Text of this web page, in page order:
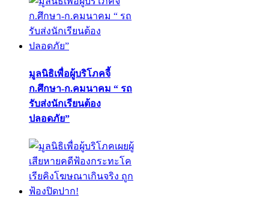
มูลนิธิเพื่อผู้บริโภคจี้
ก.ศึกษา-ก.คมนาคม “ รถ
รับส่งนักเรียนต้อง
ปลอดภัย”